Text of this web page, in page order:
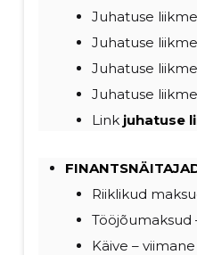
Juhatuse
Juhatuse
Juhatuse
Juhatuse
Link juhatuse
Riiklikud
Tööjõumaksud
Käive –